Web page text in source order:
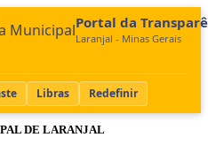
Portal da
Laranjal - Minas Gerais
Libras Redefinir
DE LARANJAL